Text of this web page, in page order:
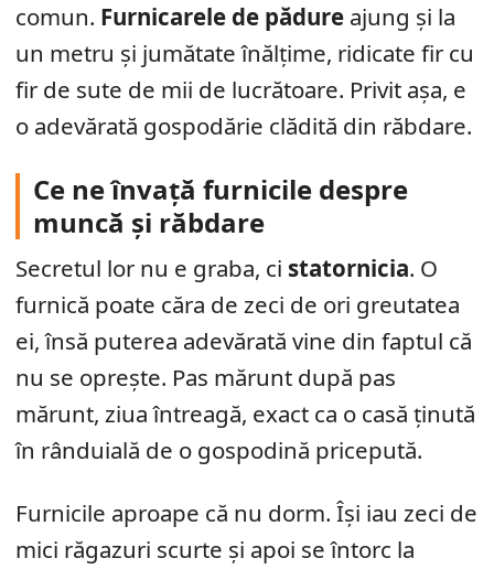
comun. Furnicarele de pădure ajung și la
un metru și jumătate înălțime, ridicate fir cu
fir de sute de mii de lucrătoare. Privit așa, e
o adevărată gospodărie clădită din răbdare.
Ce ne învață furnicile despre
muncă și răbdare
Secretul lor nu e graba, ci statornicia. O
furnică poate căra de zeci de ori greutatea
ei, însă puterea adevărată vine din faptul că
nu se oprește. Pas mărunt după pas
mărunt, ziua întreagă, exact ca o casă ținută
în rânduială de o gospodină pricepută.
Furnicile aproape că nu dorm. Își iau zeci de
mici răgazuri scurte și apoi se întorc la